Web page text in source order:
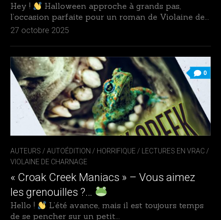
Hey !
Halloween approche à grands pas,
l’occasion parfaite pour un roman de Violaine de...
27 octobre 2025
0
AUTEURS / AUTOÉDITION / HORRIFIQUE / LECTURES EN VRAC /
VIOLAINE DE CHARNAGE
« Croak Creek Maniacs » – Vous aimez
les grenouilles ?…
Hello !
L’été avance, mais il est toujours temps
de se pencher sur un petit...